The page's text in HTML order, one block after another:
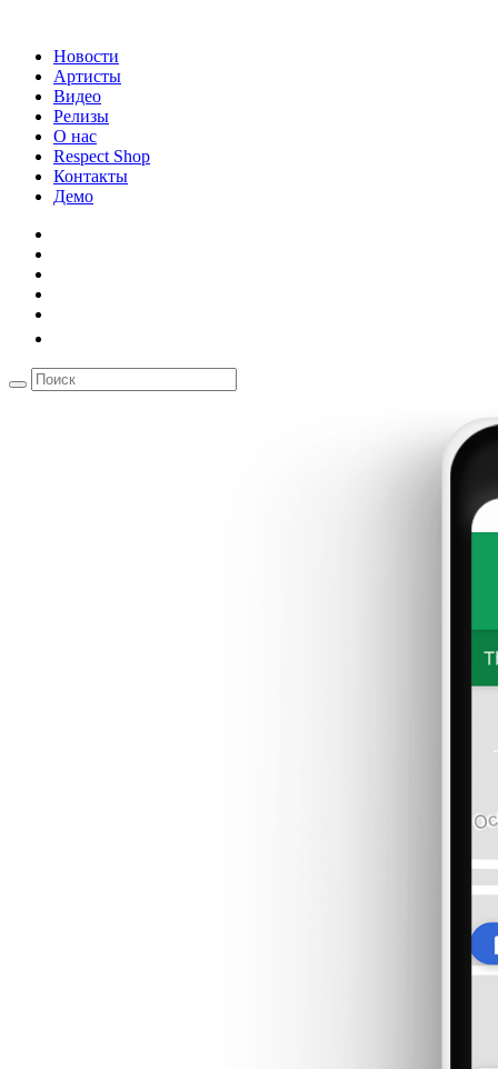
Новости
Артисты
Видео
Релизы
О нас
Respect Shop
Контакты
Демо